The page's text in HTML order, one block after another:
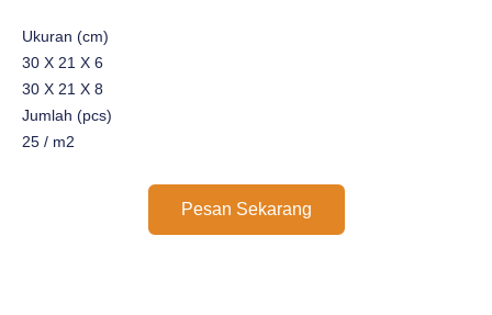
Ukuran (cm)
30 X 21 X 6
30 X 21 X 8
Jumlah (pcs)
25 / m2
Pesan Sekarang